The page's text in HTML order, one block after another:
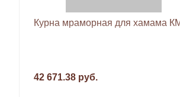
Курна мраморная для хамама
42 671.38 руб.